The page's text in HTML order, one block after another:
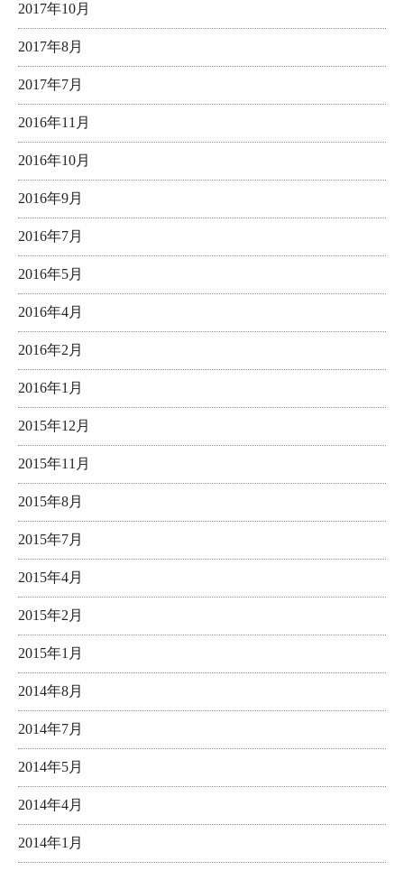
2017年10月
2017年8月
2017年7月
2016年11月
2016年10月
2016年9月
2016年7月
2016年5月
2016年4月
2016年2月
2016年1月
2015年12月
2015年11月
2015年8月
2015年7月
2015年4月
2015年2月
2015年1月
2014年8月
2014年7月
2014年5月
2014年4月
2014年1月